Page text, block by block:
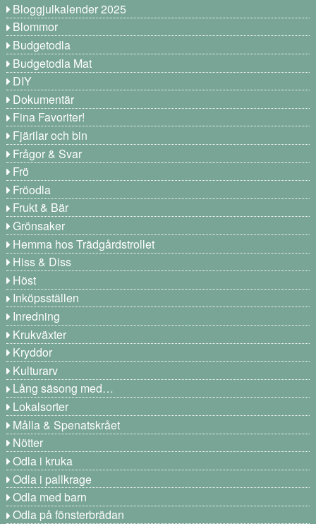
Bloggjulkalender 2025
Blommor
Budgetodla
Budgetodla Mat
DIY
Dokumentär
Fina Favoriter!
Fjärilar och bin
Frågor & Svar
Frö
Fröodla
Frukt & Bär
Grönsaker
Hemma hos Trädgårdstrollet
Hiss & Diss
Höst
Inköpsställen
Inredning
Krukväxter
Kryddor
Kulturarv
Lång säsong med…
Lokalsorter
Målla & Spenatskrået
Nötter
Odla i kruka
Odla i pallkrage
Odla med barn
Odla på fönsterbrädan